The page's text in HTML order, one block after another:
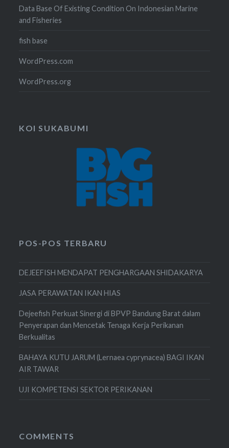
Data Base Of Existing Condition On Indonesian Marine
and Fisheries
fish base
WordPress.com
WordPress.org
KOI SUKABUMI
POS-POS TERBARU
DEJEEFISH MENDAPAT PENGHARGAAN SHIDAKARYA
JASA PERAWATAN IKAN HIAS
Dejeefish Perkuat Sinergi di BPVP Bandung Barat dalam
Penyerapan dan Mencetak Tenaga Kerja Perikanan
Berkualitas
BAHAYA KUTU JARUM (Lernaea cyprynacea) BAGI IKAN
AIR TAWAR
UJI KOMPETENSI SEKTOR PERIKANAN
COMMENTS